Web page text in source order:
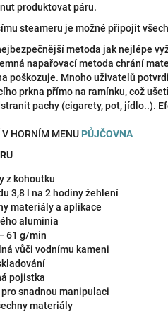
produktovat páru.
steameru je možné připojit
metoda jak nejlépe
napařovací metoda chrání
poškozuje. Mnoho uživatelů
prkna přímo na ramínku, což
pachy (cigarety, pot, jídlo..).
HORNÍM MENU PŮJČOVNA
z kohoutku
3,8 l na 2 hodiny žehlení
materiály a aplikace
aluminia
61 g/min
vůči vodnímu kameni
pojistka
snadnou manipulaci
materiály